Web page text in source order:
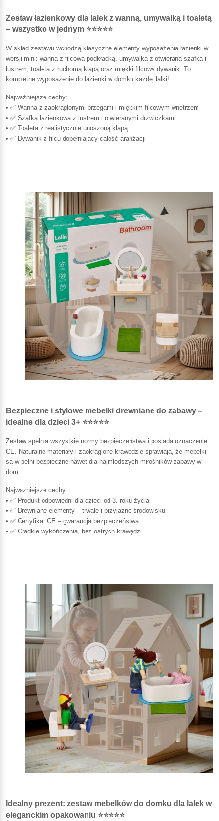
Zestaw łazienkowy dla lalek z wanną, umywalką i toaletą
– wszystko w jednym ⭐⭐⭐⭐⭐
W skład zestawu wchodzą klasyczne elementy wyposażenia łazienki w
wersji mini: wanna z filcową podkładką, umywalka z otwieraną szafką i
lustrem, toaleta z ruchomą klapą oraz miękki filcowy dywanik. To
kompletne wyposażenie do łazienki w domku każdej lalki!
Najważniejsze cechy:
• ✅ Wanna z zaokrąglonymi brzegami i miękkim filcowym wnętrzem
• ✅ Szafka łazienkowa z lustrem i otwieranymi drzwiczkami
• ✅ Toaleta z realistycznie unoszoną klapą
• ✅ Dywanik z filcu dopełniający całość aranżacji
Bezpieczne i stylowe mebelki drewniane do zabawy –
idealne dla dzieci 3+ ⭐⭐⭐⭐⭐
Zestaw spełnia wszystkie normy bezpieczeństwa i posiada oznaczenie
CE. Naturalne materiały i zaokrąglone krawędzie sprawiają, że mebelki
są w pełni bezpieczne nawet dla najmłodszych miłośników zabawy w
dom.
Najważniejsze cechy:
• ✅ Produkt odpowiedni dla dzieci od 3. roku życia
• ✅ Drewniane elementy – trwałe i przyjazne środowisku
• ✅ Certyfikat CE – gwarancja bezpieczeństwa
• ✅ Gładkie wykończenia, bez ostrych krawędzi
Idealny prezent: zestaw mebelków do domku dla lalek w
eleganckim opakowaniu ⭐⭐⭐⭐⭐